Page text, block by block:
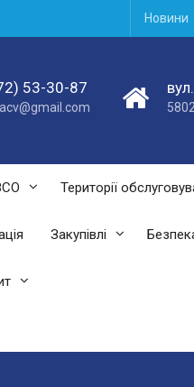
Новини
53-30-87
Території
Закупівлі